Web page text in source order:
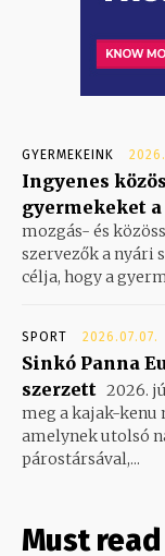
GYERMEKEINK
Ingyenes
gyermekeket
mozgás- és
szervezők a nyári
célja, hogy a
SPORT 2026.07.07.
Sinkó Panna
szerzett 2026.
meg a kajak-kenu
amelynek utolsó
párostársával,...
Must read